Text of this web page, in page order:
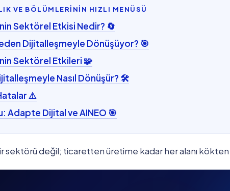
VE BÖLÜMLERİNİN HIZLI MENÜSÜ
Sektörel Etkisi Nedir? 🔄
Dijitalleşmeyle Dönüşüyor? 🎯
Sektörel Etkileri 🧩
Nasıl Dönüşür? 🛠️
⚠️
Adapte Dijital ve AINEO 🎯
sektörü değil; ticaretten üretime kadar her alanı